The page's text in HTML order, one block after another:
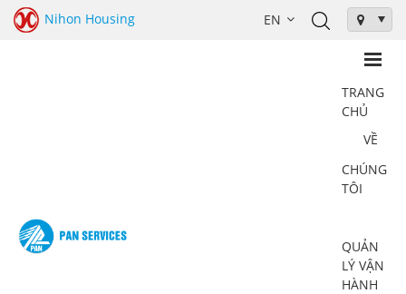
Nihon Housing
TRANG
CHỦ
VỀ
CHÚNG
TÔI
QUẢN
LÝ VẬN
HÀNH